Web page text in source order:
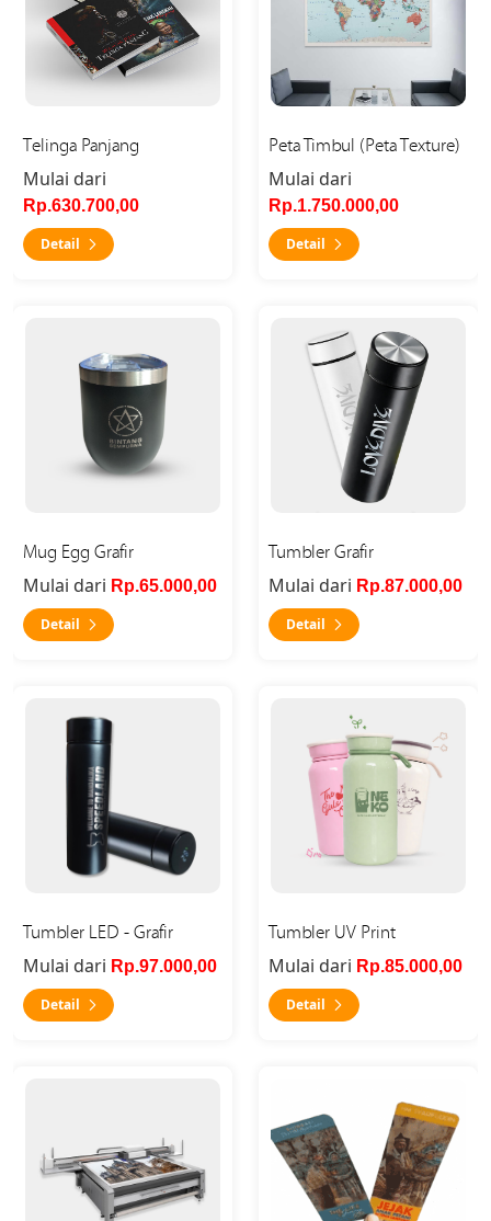
Telinga Panjang
Mulai dari
Rp.630.700,00
Detail
Peta Timbul (Peta Texture)
Mulai dari
Rp.1.750.000,00
Detail
Mug Egg Grafir
Mulai dari Rp.65.000,00
Detail
Tumbler Grafir
Mulai dari Rp.87.000,00
Detail
Tumbler LED - Grafir
Mulai dari Rp.97.000,00
Detail
Tumbler UV Print
Mulai dari Rp.85.000,00
Detail